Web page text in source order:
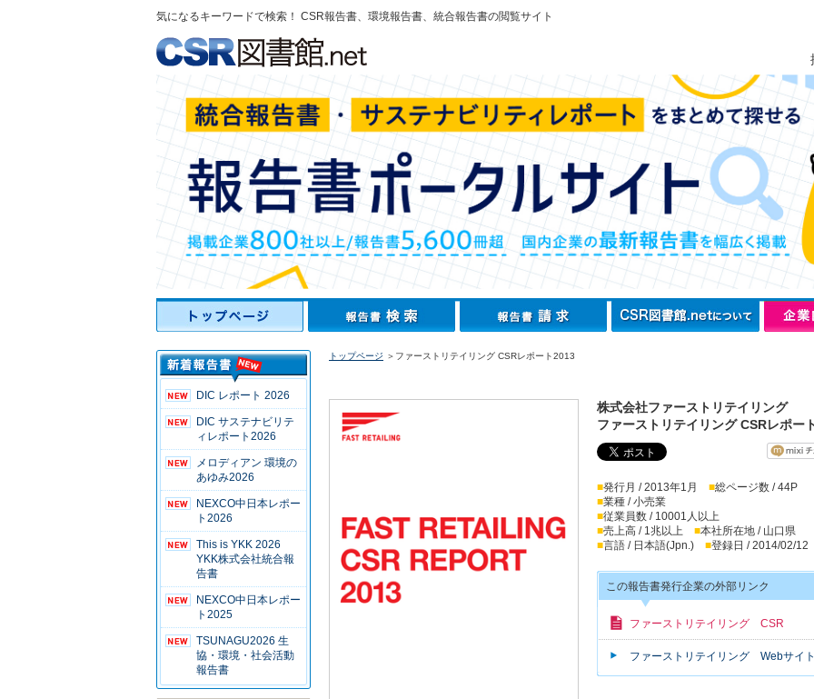
気になるキーワードで検索！ CSR報告書、環境報告書、統合報告書の閲覧サイト
DIC レポート 2026
DIC サステナビリテ
ィレポート2026
メロディアン 環境の
あゆみ2026
NEXCO中日本レポー
ト2026
This is YKK 2026
YKK株式会社統合報
告書
NEXCO中日本レポー
ト2025
TSUNAGU2026 生
協・環境・社会活動
報告書
トップページ ＞ファーストリテイリング CSRレポート2013
株式会社ファーストリテイリング
ファーストリテイリング CSRレポー
■発行月 / 2013年1月 ■総ページ数 / 44P
■業種 / 小売業
■従業員数 / 10001人以上
■売上高 / 1兆以上 ■本社所在地 / 山口県
■言語 / 日本語(Jpn.) ■登録日 / 2014/02/12
この報告書発行企業の外部リンク
ファーストリテイリング CSR
ファーストリテイリング Webサイ